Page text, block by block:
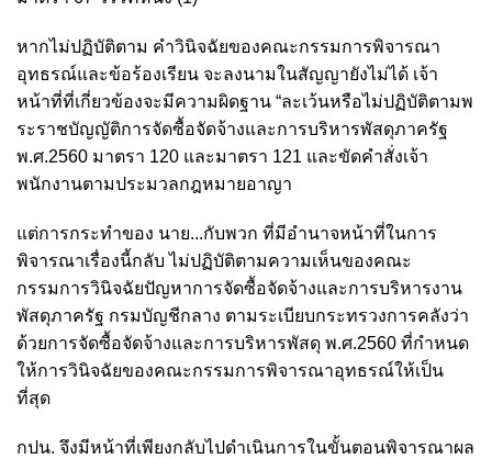
หากไม่ปฏิบัติตาม คำวินิจฉัยของคณะกรรมการพิจารณา
อุทธรณ์และข้อร้องเรียน จะลงนามในสัญญายังไม่ได้ เจ้า
หน้าที่ที่เกี่ยวข้องจะมีความผิดฐาน “ละเว้นหรือไม่ปฏิบัติตามพ
ระราชบัญญัติการจัดซื้อจัดจ้างและการบริหารพัสดุภาครัฐ
พ.ศ.2560 มาตรา 120 และมาตรา 121 และขัดคำสั่งเจ้า
พนักงานตามประมวลกฎหมายอาญา
แต่การกระทำของ นาย...กับพวก ที่มีอำนาจหน้าที่ในการ
พิจารณาเรื่องนี้กลับ ไม่ปฏิบัติตามความเห็นของคณะ
กรรมการวินิจฉัยปัญหาการจัดซื้อจัดจ้างและการบริหารงาน
พัสดุภาครัฐ กรมบัญชีกลาง ตามระเบียบกระทรวงการคลังว่า
ด้วยการจัดซื้อจัดจ้างและการบริหารพัสดุ พ.ศ.2560 ที่กำหนด
ให้การวินิจฉัยของคณะกรรมการพิจารณาอุทธรณ์ให้เป็น
ที่สุด
กปน. จึงมีหน้าที่เพียงกลับไปดำเนินการในขั้นตอนพิจารณาผล